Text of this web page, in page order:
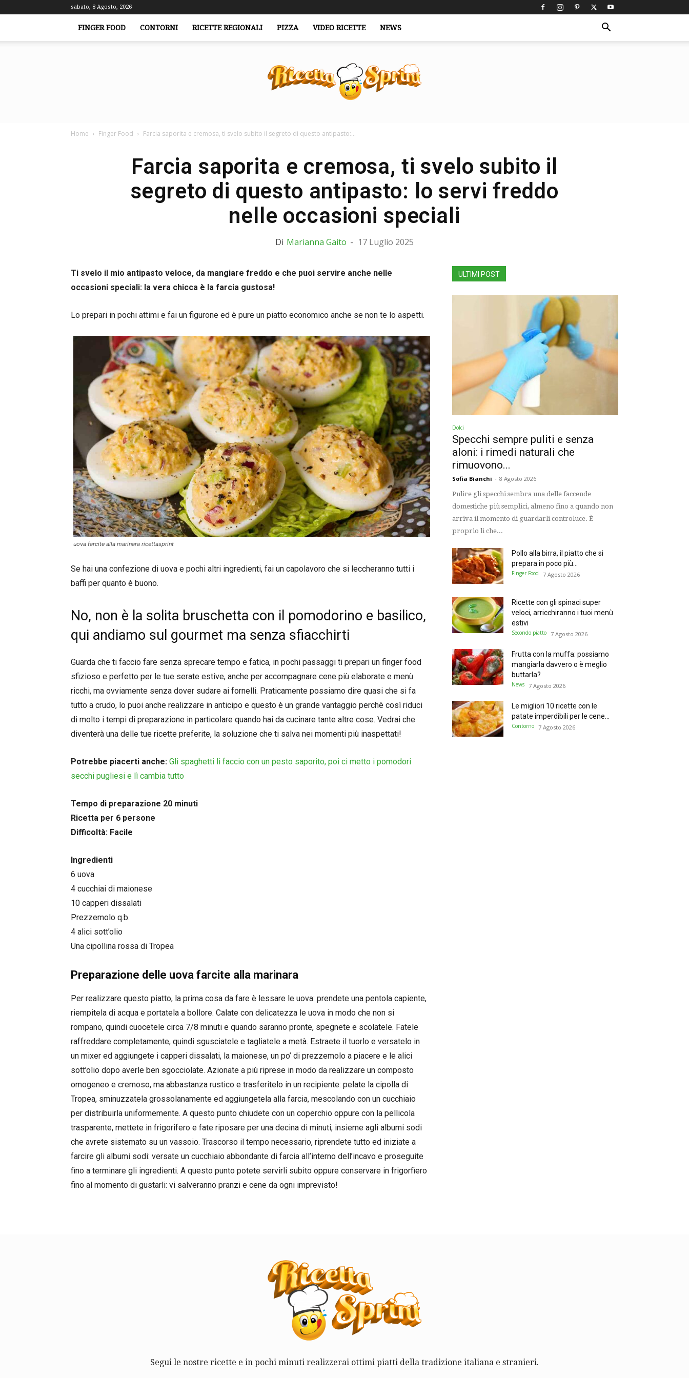
sabato, 8 Agosto, 2026
FINGER FOOD CONTORNI RICETTE REGIONALI PIZZA VIDEO RICETTE NEWS
Home Finger Food Farcia saporita e cremosa, ti svelo subito il segreto di questo antipasto:...
Farcia saporita e cremosa, ti svelo subito il
segreto di questo antipasto: lo servi freddo
nelle occasioni speciali
Di Marianna Gaito - 17 Luglio 2025
Ti svelo il mio antipasto veloce, da mangiare freddo e che puoi servire anche nelle
occasioni speciali: la vera chicca è la farcia gustosa!
Lo prepari in pochi attimi e fai un figurone ed è pure un piatto economico anche se non te lo aspetti.
uova farcite alla marinara ricettasprint
Se hai una confezione di uova e pochi altri ingredienti, fai un capolavoro che si leccheranno tutti i
baffi per quanto è buono.
No, non è la solita bruschetta con il pomodorino e basilico,
qui andiamo sul gourmet ma senza sfiacchirti
Guarda che ti faccio fare senza sprecare tempo e fatica, in pochi passaggi ti prepari un finger food
sfizioso e perfetto per le tue serate estive, anche per accompagnare cene più elaborate e menù
ricchi, ma ovviamente senza dover sudare ai fornelli. Praticamente possiamo dire quasi che si fa
tutto a crudo, lo puoi anche realizzare in anticipo e questo è un grande vantaggio perchè così riduci
di molto i tempi di preparazione in particolare quando hai da cucinare tante altre cose. Vedrai che
diventerà una delle tue ricette preferite, la soluzione che ti salva nei momenti più inaspettati!
Potrebbe piacerti anche: Gli spaghetti li faccio con un pesto saporito, poi ci metto i pomodori
secchi pugliesi e lì cambia tutto
Tempo di preparazione 20 minuti
Ricetta per 6 persone
Difficoltà: Facile
Ingredienti
6 uova
4 cucchiai di maionese
10 capperi dissalati
Prezzemolo q.b.
4 alici sott’olio
Una cipollina rossa di Tropea
Preparazione delle uova farcite alla marinara
Per realizzare questo piatto, la prima cosa da fare è lessare le uova: prendete una pentola capiente,
riempitela di acqua e portatela a bollore. Calate con delicatezza le uova in modo che non si
rompano, quindi cuocetele circa 7/8 minuti e quando saranno pronte, spegnete e scolatele. Fatele
raffreddare completamente, quindi sgusciatele e tagliatele a metà. Estraete il tuorlo e versatelo in
un mixer ed aggiungete i capperi dissalati, la maionese, un po’ di prezzemolo a piacere e le alici
sott’olio dopo averle ben sgocciolate. Azionate a più riprese in modo da realizzare un composto
omogeneo e cremoso, ma abbastanza rustico e trasferitelo in un recipiente: pelate la cipolla di
Tropea, sminuzzatela grossolanamente ed aggiungetela alla farcia, mescolando con un cucchiaio
per distribuirla uniformemente. A questo punto chiudete con un coperchio oppure con la pellicola
trasparente, mettete in frigorifero e fate riposare per una decina di minuti, insieme agli albumi sodi
che avrete sistemato su un vassoio. Trascorso il tempo necessario, riprendete tutto ed iniziate a
farcire gli albumi sodi: versate un cucchiaio abbondante di farcia all’interno dell’incavo e proseguite
fino a terminare gli ingredienti. A questo punto potete servirli subito oppure conservare in frigorfiero
fino al momento di gustarli: vi salveranno pranzi e cene da ogni imprevisto!
ULTIMI POST
Dolci
Specchi sempre puliti e senza
aloni: i rimedi naturali che
rimuovono...
Sofia Bianchi - 8 Agosto 2026
Pulire gli specchi sembra una delle faccende
domestiche più semplici, almeno fino a quando non
arriva il momento di guardarli controluce. È
proprio lì che...
Pollo alla birra, il piatto che si
prepara in poco più...
Finger Food 7 Agosto 2026
Ricette con gli spinaci super
veloci, arricchiranno i tuoi menù
estivi
Secondo piatto 7 Agosto 2026
Frutta con la muffa: possiamo
mangiarla davvero o è meglio
buttarla?
News 7 Agosto 2026
Le migliori 10 ricette con le
patate imperdibili per le cene...
Contorno 7 Agosto 2026
Segui le nostre ricette e in pochi minuti realizzerai ottimi piatti della tradizione italiana e stranieri.